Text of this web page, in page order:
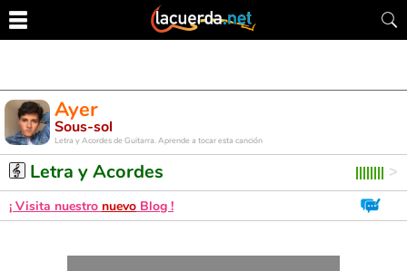
Ayer
Sous-sol
Letra y Acordes de Guitarra. Aprende a tocar esta canción
Letra y Acordes
¡ Visita nuestro nuevo Blog !